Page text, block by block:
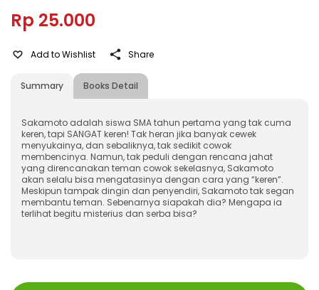
Rp 25.000
Summary Books Detail
Add to Wishlist Share
Sakamoto adalah siswa SMA tahun pertama yang tak cuma
keren, tapi SANGAT keren! Tak heran jika banyak cewek
menyukainya, dan sebaliknya, tak sedikit cowok
membencinya. Namun, tak peduli dengan rencana jahat
yang direncanakan teman cowok sekelasnya, Sakamoto
akan selalu bisa mengatasinya dengan cara yang “keren”.
Meskipun tampak dingin dan penyendiri, Sakamoto tak segan
membantu teman. Sebenarnya siapakah dia? Mengapa ia
terlihat begitu misterius dan serba bisa?
ISBN :
9786023393619